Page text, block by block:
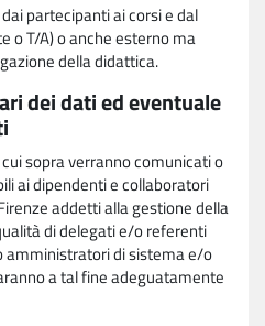
partecipanti ai corsi e dal
o T/A) o anche esterno ma
della didattica.
dei dati ed eventuale
sopra verranno comunicati o
ai dipendenti e collaboratori
addetti alla gestione della
di delegati e/o referenti
amministratori di sistema e/o
a tal fine adeguatamente